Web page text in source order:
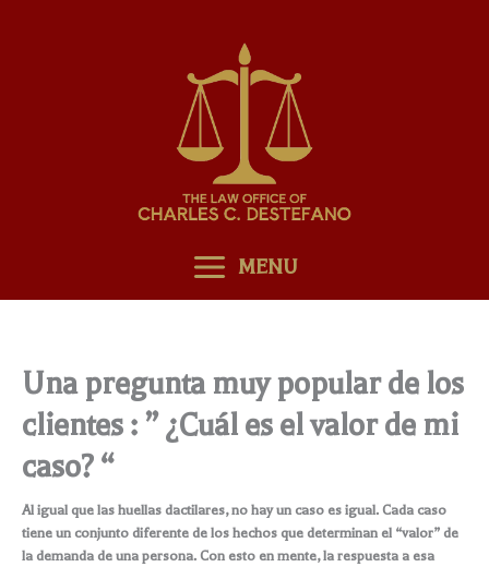
MENU
Una pregunta muy popular de los
clientes : ” ¿Cuál es el valor de mi
caso? “
Al igual que las huellas dactilares, no hay un caso es igual. Cada caso
tiene un conjunto diferente de los hechos que determinan el “valor” de
la demanda de una persona. Con esto en mente, la respuesta a esa